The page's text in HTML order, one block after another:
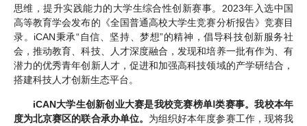
思维，提升实践能力的大学生综合性创新赛事。2023年入选中国
高等教育学会发布的《全国普通高校大学生竞赛分析报告》竞赛目
录。iCAN秉承“自信、坚持、梦想”的精神，倡导科技创新服务社
会，推动教育、科技、人才深度融合，发现和培养一批有作为、有
潜力的优秀青年创新人才，促进和加强高科技领域的产学研结合，
搭建科技人才创新生态平台。
iCAN大学生创新创业大赛是我校竞赛榜单Ⅰ类赛事。我校本年
度为北京赛区的联合承办单位。 为组织好本年度参赛工作，现将我